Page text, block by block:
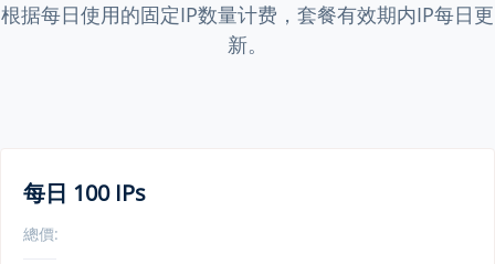
根据每日使用的固定IP数量计费，套餐有效期内IP每日更
新。
每日 100 IPs
總價: